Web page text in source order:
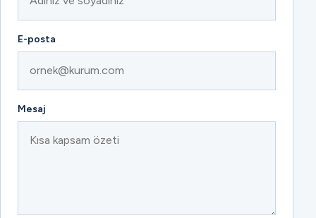
E-posta
Mesaj